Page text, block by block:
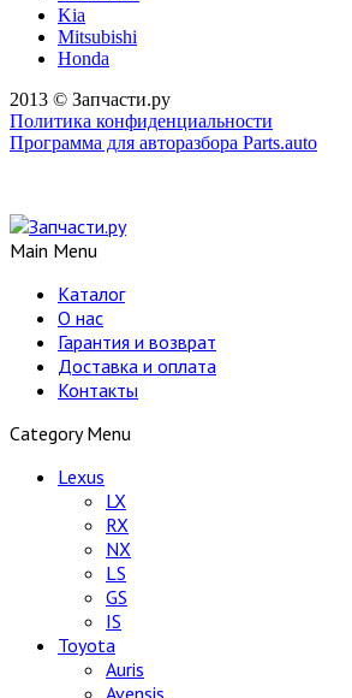
Kia
Mitsubishi
Honda
2013 © Запчасти.ру
Политика конфиденциальности
Программа для авторазбора Parts.auto
Main Menu
Каталог
О нас
Гарантия и возврат
Доставка и оплата
Контакты
Category Menu
Lexus
LX
RX
NX
LS
GS
IS
Toyota
Auris
Avensis